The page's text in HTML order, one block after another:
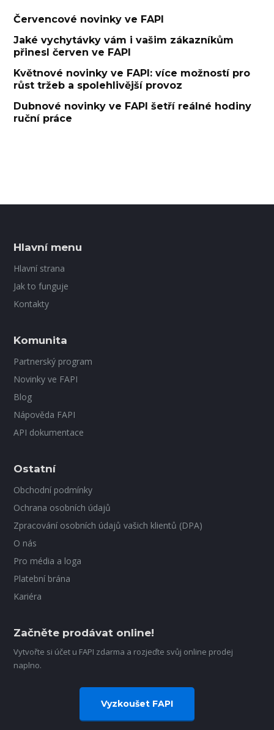
Červencové novinky ve FAPI
Jaké vychytávky vám i vašim zákazníkům
přinesl červen ve FAPI
Květnové novinky ve FAPI: více možností pro
růst tržeb a spolehlivější provoz
Dubnové novinky ve FAPI šetří reálné hodiny
ruční práce
Hlavní menu
Hlavní strana
Jak to funguje
Kontakty
Komunita
Partnerský program
Novinky ve FAPI
Blog
Nápověda FAPI
API dokumentace
Ostatní
Obchodní podmínky
Ochrana osobních údajů
Zpracování osobních údajů vašich klientů (DPA)
O nás
Pro média a loga
Platební brána
Kariéra
Začněte prodávat online!
Vytvořte si účet u FAPI zdarma a rozjeďte svůj online prodej
naplno.
Vyzkoušet FAPI